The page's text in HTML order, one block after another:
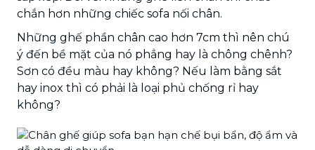
chắn hơn những chiếc sofa nối chân.
Những ghế phần chân cao hơn 7cm thì nên chú
ý đến bề mặt của nó phẳng hay là chông chênh?
Sơn có đều màu hay không? Nếu làm bằng sắt
hay inox thì có phải là loại phủ chống rỉ hay
không?